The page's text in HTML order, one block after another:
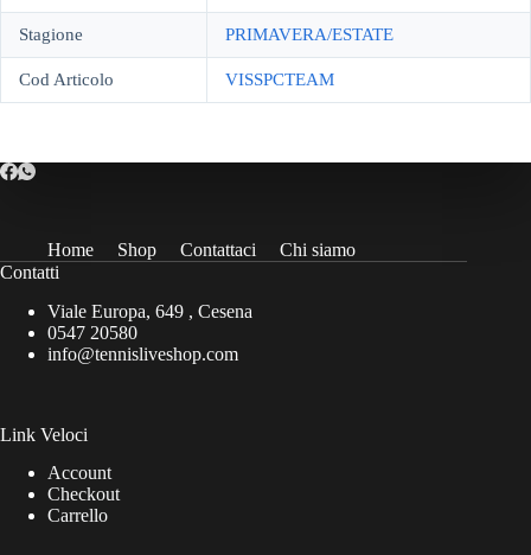
Stagione PRIMAVERA/ESTATE
Cod Articolo VISSPCTEAM
Home Shop Contattaci
Chi siamo
Contatti
Viale Europa, 649 , Cesena
0547 20580
info@tennisliveshop.com
Link Veloci
Account
Checkout
Carrello